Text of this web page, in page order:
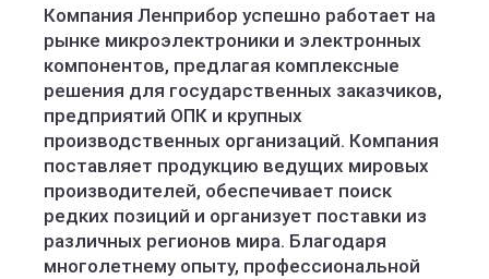
Компания Ленприбор успешно работает на
рынке микроэлектроники и электронных
компонентов, предлагая комплексные
решения для государственных заказчиков,
предприятий ОПК и крупных
производственных организаций. Компания
поставляет продукцию ведущих мировых
производителей, обеспечивает поиск
редких позиций и организует поставки из
различных регионов мира. Благодаря
многолетнему опыту, профессиональной